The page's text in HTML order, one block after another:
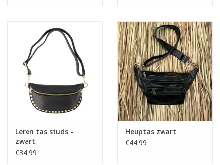
Leren tas studs -
zwart
€34,99
Heuptas zwart
€44,99